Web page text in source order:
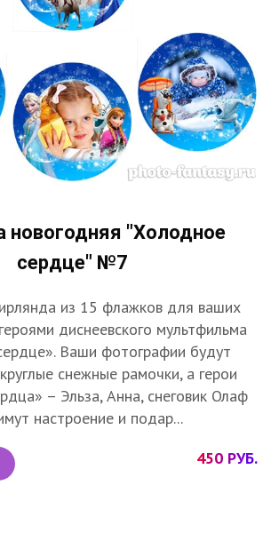
новогодняя "Холодное
сердце" №7
из 15 флажков для ваших
диснеевского мультфильма
Ваши фотографии будут
снежные рамочки, а герои
– Эльза, Анна, снеговик Олаф
настроение и подар...
450 РУБ.